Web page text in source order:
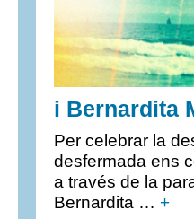
i Bernardita
Per celebrar la
desfermada ens
a través de la
Bernardita … +